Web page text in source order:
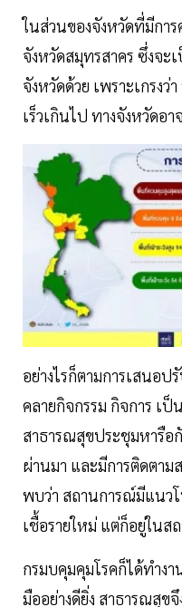
ในส่วนของจังหวัดที่มีกา
จังหวัดสมุทรสาคร ซึ่งจะ
จังหวัดด้วย เพราะเกรง
เร็วเกินไป ทางจังหวัดอ
อย่างไรก็ตามการเสนอ
คลายกิจกรรม กิจการ เป็
สาธารณสุขประชุมหารื
ผ่านมา และมีการติดตา
พบว่า สถานการณ์มีแนว
เชื้อรายใหม่ แต่ก็อยู่ใน
กรมบคุมคุมโรคก็ได้ทำง
มืออย่างดียิ่ง สาธารณสุข